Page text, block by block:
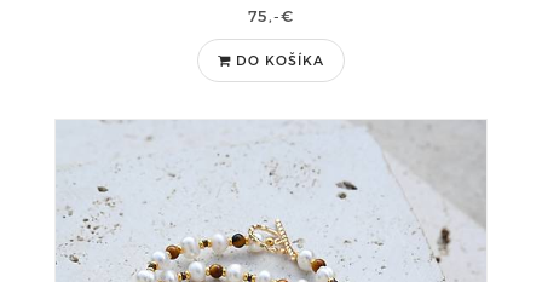
75,-€
DO KOŠÍKA